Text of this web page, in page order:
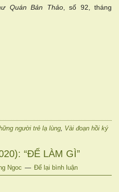
Quán Bản Thảo, số 92, tháng
người trẻ lạ lùng, Vài đoạn hồi ký
“ĐỂ LÀM GÌ”
Ngoc Để lại bình luận